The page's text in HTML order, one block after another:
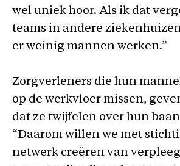
wel uniek hoor. Als ik dat
teams in andere
er weinig mannen werken.”
Zorgverleners die hun
op de werkvloer missen,
dat ze twijfelen over hun
“Daarom willen we met
netwerk creëren van